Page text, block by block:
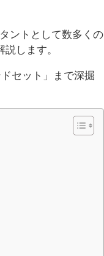
ントとして数多くの
します。
セット」まで深掘